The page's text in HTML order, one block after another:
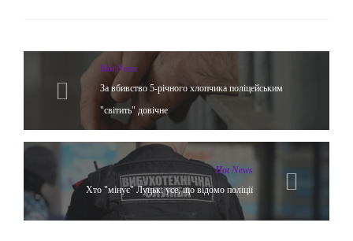
Hot News
За вбивство 5-річного хлопчика поліцейським
"світить" довічне
Hot News
Хто "мінує" Луцьк: усе, що відомо поліції